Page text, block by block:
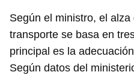
Según el ministro, el alza
transporte se basa en
principal es la
Según datos del